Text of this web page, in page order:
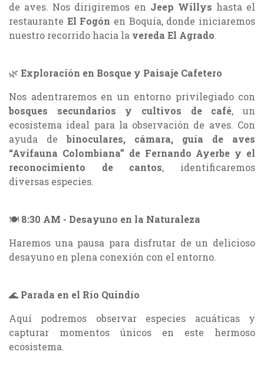
de aves. Nos dirigiremos en Jeep Willys hasta el
restaurante El Fogón en Boquía, donde iniciaremos
nuestro recorrido hacia la vereda El Agrado.
🌿 Exploración en Bosque y Paisaje Cafetero
Nos adentraremos en un entorno privilegiado con
bosques secundarios y cultivos de café, un
ecosistema ideal para la observación de aves. Con
ayuda debinoculares, cámara, guía de aves
“Avifauna Colombiana” de Fernando Ayerbe y el
reconocimiento de cantos, identificaremos
diversas especies.
🍽️ 8:30 AM - Desayuno en la Naturaleza
Haremos una pausa para disfrutar de un delicioso
desayuno en plena conexión con el entorno.
🌊 Parada en el Río Quindío
Aquí podremos observar especies acuáticas y
capturar momentos únicos en este hermoso
ecosistema.